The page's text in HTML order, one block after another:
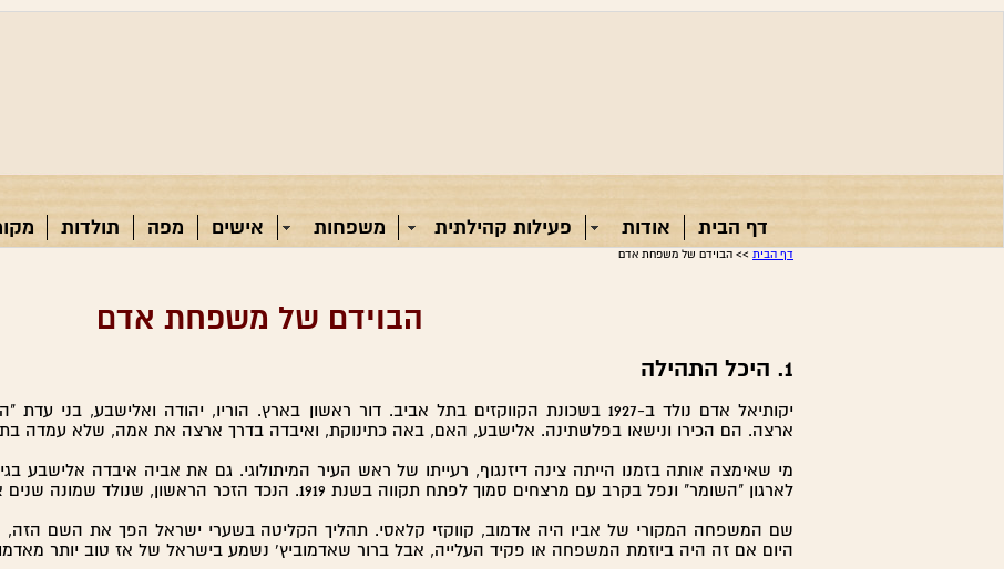
דף הבית אודות פעילות קהילתית משפחות אישים מפה תולדות
דף הבית >> הבוידם של משפחת אדם
הבוידם של משפחת אדם
1. היכל התהילה
יקותיאל אדם נולד ב-1927 בשכונת הקווקזים בתל אביב. דור ראשון בארץ. הוריו, יהודה ואלישבע,
ארצה. הם הכירו ונישאו בפלשתינה. אלישבע, האם, באה כתינוקת, ואיבדה בדרך ארצה את אמה, שלא עמדה
מי שאימצה אותה בזמנו הייתה צינה דיזנגוף, רעייתו של ראש העיר המיתולוגי. גם את אביה איבדה אלישבע
לארגון "השומר" ונפל בקרב עם מרצחים סמוך לפתח תקווה בשנת 1919. הנכד הזכר הראשון, שנולד שמונה שנים אחר כך, נקרא על שמו.
שם המשפחה המקורי של אביו היה אדמוב, קווקזי קלאסי. תהליך הקליטה בשערי ישראל הפך את השם הזה,
היום אם זה היה ביוזמת המשפחה או פקיד העלייה, אבל ברור שאדמוביץ' נשמע בישראל של אז טוב יותר